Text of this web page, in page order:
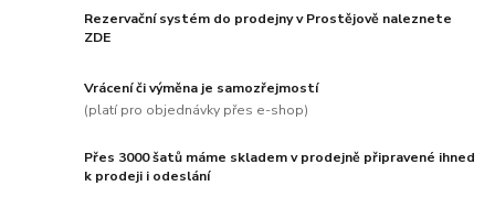
Rezervační systém do prodejny v Prostějově naleznete
ZDE
Vrácení či výměna je samozřejmostí
(platí pro objednávky přes e-shop)
Přes 3000 šatů máme skladem v prodejně připravené ihned
k prodeji i odeslání